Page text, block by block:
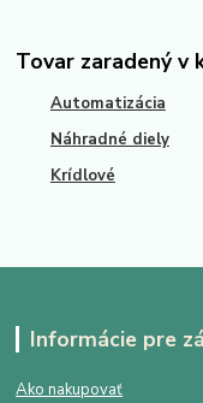
Tovar zaradený v
Automatizácia
Náhradné diely
Krídlové
Informácie pre
Ako nakupovať